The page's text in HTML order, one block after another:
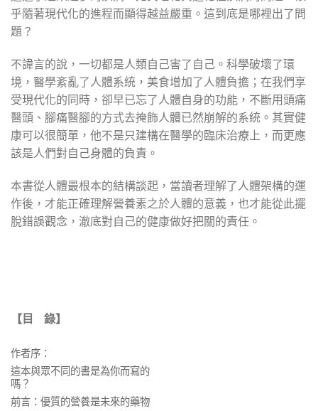
乎隨著現代化的進程而顯得越益嚴重。這到底是哪裡出了問
題？
不諱言的說，一切都是人類自己害了自己。科學破壞了環
境，醫學紊亂了人體系統，美食增加了人體負擔；在我們享
受現代化的同時，卻早已忘了人體自身的功能，不斷用頭痛
醫頭、腳痛醫腳的方式去掩飾人體已然崩解的系統。其實健
康可以很簡單，他不是只建構在醫學的臨床治療上，而更應
該是人們對自己身體的負責。
本書從人體最根本的結構談起，當讀者理解了人體架構的運
作後，才能正確理解營養素之於人體的意義，也才能從此擺
脫錯誤觀念，澈底對自己的健康做好把關的責任。
【目 錄】
作者序：
這本與眾不同的書是為你而寫的
嗎？
前言：優質的營養是未來的藥物